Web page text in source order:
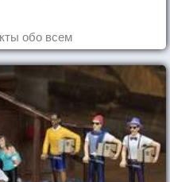
обо всем